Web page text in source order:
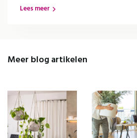
Lees meer
Meer blog artikelen